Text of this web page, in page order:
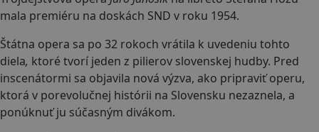
mala premiéru na doskách SND v roku 1954.
Štátna opera sa po 32 rokoch vrátila k uvedeniu tohto
diela, ktoré tvorí jeden z pilierov slovenskej hudby. Pred
inscenátormi sa objavila nová výzva, ako pripraviť operu,
ktorá v porevolučnej histórii na Slovensku nezaznela, a
ponúknuť ju súčasným divákom.